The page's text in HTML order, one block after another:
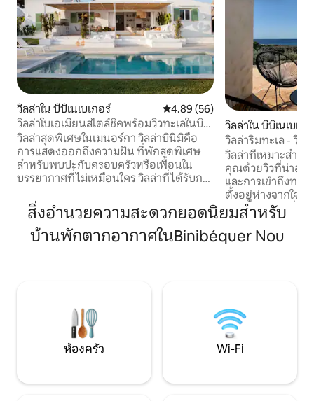
วิลล่าใน บีบิเนเบเกอร์ คะแนนเฉลี่ย 4.89 จาก 5, 56 รีวิว
4.89 (56)
วิลล่าโบเอเมียนสไตล์ชิคพร้อมวิวทะเลในบินิ
เบกา
วิลล่าสุดพิเศษในเมนอร์กา วิลล่าบินิมิคือ
การแสดงออกถึงความฝัน ที่พักสุดพิเศษ
สำหรับพบปะกับครอบครัวหรือเพื่อนใน
บรรยากาศที่ไม่เหมือนใคร วิลล่าที่ได้รับการ
ในปี 2021 สามารถรองรับได้ 12 คน (ผู้ใหญ่
สูงสุด 8 คนและเด็ก 4 คน) ด้วยความสะดวก
สบายสูงสุด คุณจะเพลิดเพลินกับระเบียงที่มี
หลังคาครอบคลุมขนาดมากกว่า 40 ตร.ม.
วิลล่าใน บีบิเนเบเก
วิลล่าริมทะเล - วิว
โดยตรง
วิลล่าที่เหมาะสำห
คุณด้วยวิวที่น่าอัศ
และการเข้าถึงทะเลได้โ
ตั้งอยู่ห่างจากใจก
หมู่บ้านริมชายฝั่งที่
ความสะดวกทั้งหม
และชายหาด) โดยใ
ยินดีต้อนรับคุณสู่ใจ
สิ่งอำนวยความสะดวกยอดนิยมสำหรับ
บ้านพักตากอากาศในBinibéquer Nou
ห้องครัว Wi-Fi